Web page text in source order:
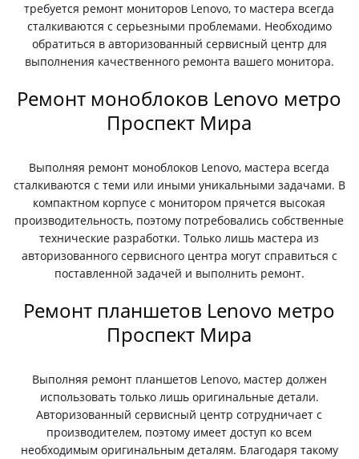
требуется ремонт мониторов Lenovo, то мастера всегда
сталкиваются с серьезными проблемами. Необходимо
обратиться в авторизованный сервисный центр для
выполнения качественного ремонта вашего монитора.
Ремонт моноблоков Lenovo метро
Проспект Мира
Выполняя ремонт моноблоков Lenovo, мастера всегда
сталкиваются с теми или иными уникальными задачами. В
компактном корпусе с монитором прячется высокая
производительность, поэтому потребовались собственные
технические разработки. Только лишь мастера из
авторизованного сервисного центра могут справиться с
поставленной задачей и выполнить ремонт.
Ремонт планшетов Lenovo метро
Проспект Мира
Выполняя ремонт планшетов Lenovo, мастер должен
использовать только лишь оригинальные детали.
Авторизованный сервисный центр сотрудничает с
производителем, поэтому имеет доступ ко всем
необходимым оригинальным деталям. Благодаря такому